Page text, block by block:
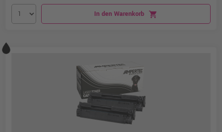
In den Warenkorb shopping_cart